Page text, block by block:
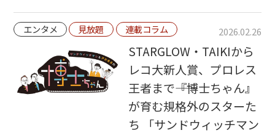
エンタメ 見放題 連載コラム 2026.02.26
STARGLOW・TAIKIから
レコ大新人賞、プロレス
王者まで――『博士ちゃん』
が育む規格外のスターた
ち 「サンドウィッチマン